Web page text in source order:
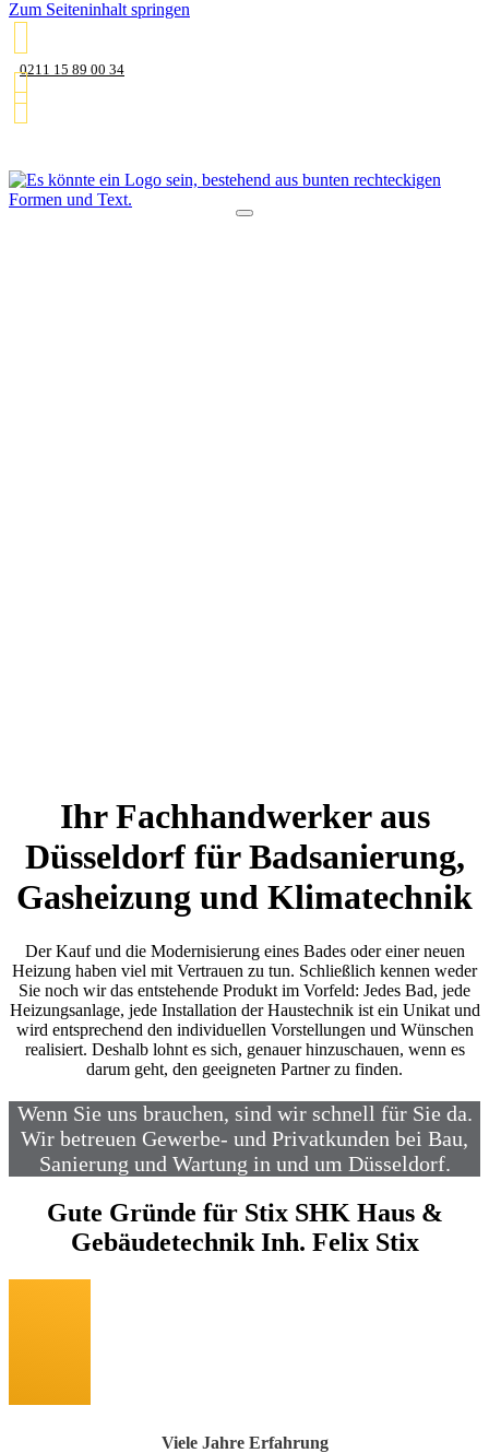
Zum Seiteninhalt springen
0211 15 89 00 34
Ihr Fachhandwerker aus
Düsseldorf für Badsanierung,
Gasheizung und Klimatechnik
Der Kauf und die Modernisierung eines Bades oder einer neuen
Heizung haben viel mit Vertrauen zu tun. Schließlich kennen weder
Sie noch wir das entstehende Produkt im Vorfeld: Jedes Bad, jede
Heizungsanlage, jede Installation der Haustechnik ist ein Unikat und
wird entsprechend den individuellen Vorstellungen und Wünschen
realisiert. Deshalb lohnt es sich, genauer hinzuschauen, wenn es
darum geht, den geeigneten Partner zu finden.
Wenn Sie uns brauchen, sind wir schnell für Sie da.
Wir betreuen Gewerbe- und Privatkunden bei Bau,
Sanierung und Wartung in und um Düsseldorf.
Gute Gründe für Stix SHK Haus &
Gebäudetechnik Inh. Felix Stix
Viele Jahre Erfahrung